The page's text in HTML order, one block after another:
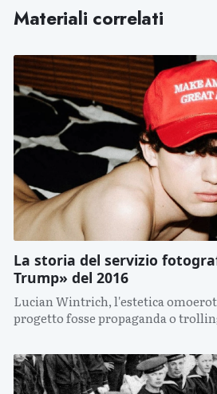
Materiali correlati
La storia del servizio
Trump» del 2016
Lucian Wintrich, l'estetica
progetto fosse propaganda o